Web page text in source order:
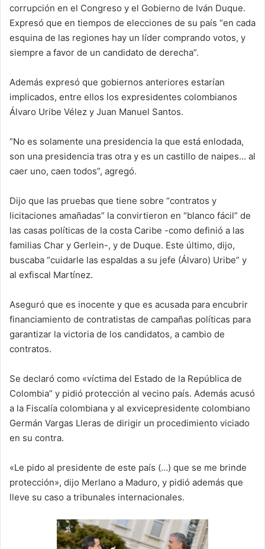
corrupción en el Congreso y el Gobierno de Iván Duque.
Expresó que en tiempos de elecciones de su país “en cada
esquina de las regiones hay un líder comprando votos, y
siempre a favor de un candidato de derecha”.
Además expresó que gobiernos anteriores estarían
implicados, entre ellos ​los expresidentes colombianos
Álvaro Uribe Vélez y Juan Manuel Santos.
“No es solamente una presidencia la que está enlodada,
son una presidencia tras otra y es un castillo de naipes… al
caer uno, caen todos”, agregó.
Dijo que las pruebas que tiene sobre “contratos y
licitaciones amañadas” la convirtieron en “blanco fácil” de
las casas políticas de la costa Caribe -como definió a las
familias Char y Gerlein-, y de Duque. Este último, dijo,
buscaba “cuidarle las espaldas a su jefe (Álvaro) Uribe” y
al exfiscal Martínez.
Aseguró que es inocente y que es acusada para encubrir
financiamiento de contratistas de campañas políticas para
garantizar la victoria de los candidatos, a cambio de
contratos.
Se declaró como «víctima del Estado de la República de
Colombia” y pidió protección al vecino país. Además acusó
a la Fiscalía colombiana y al exvicepresidente colombiano
Germán Vargas Lleras de dirigir un procedimiento viciado
en su contra.
«Le pido al presidente de este país (…) que se me brinde
protección», dijo Merlano a Maduro, y pidió además que
lleve su caso a tribunales internacionales.